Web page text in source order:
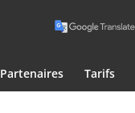
Partenaires Tarifs